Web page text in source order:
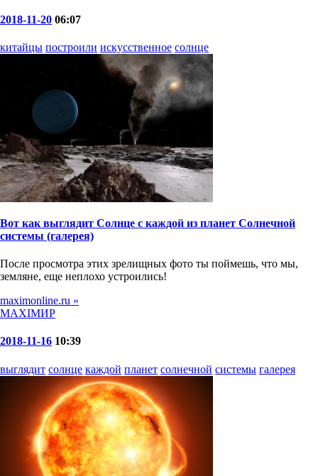
2018-11-20 06:07
китайцы построили искусственное солнце
Вот как выглядит Солнце с каждой из планет Солнечной
системы (галерея)
После просмотра этих зрелищных фото ты поймешь, что мы,
земляне, еще неплохо устроились!
maximonline.ru »
MAXIMИР
2018-11-16 10:39
выглядит солнце каждой планет солнечной системы галерея